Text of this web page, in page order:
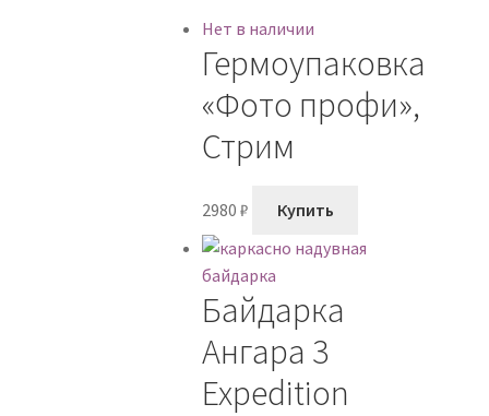
Нет в наличии
Гермоупаковка
«Фото профи»,
Стрим
2980 ₽ Купить
Байдарка
Ангара 3
Expedition